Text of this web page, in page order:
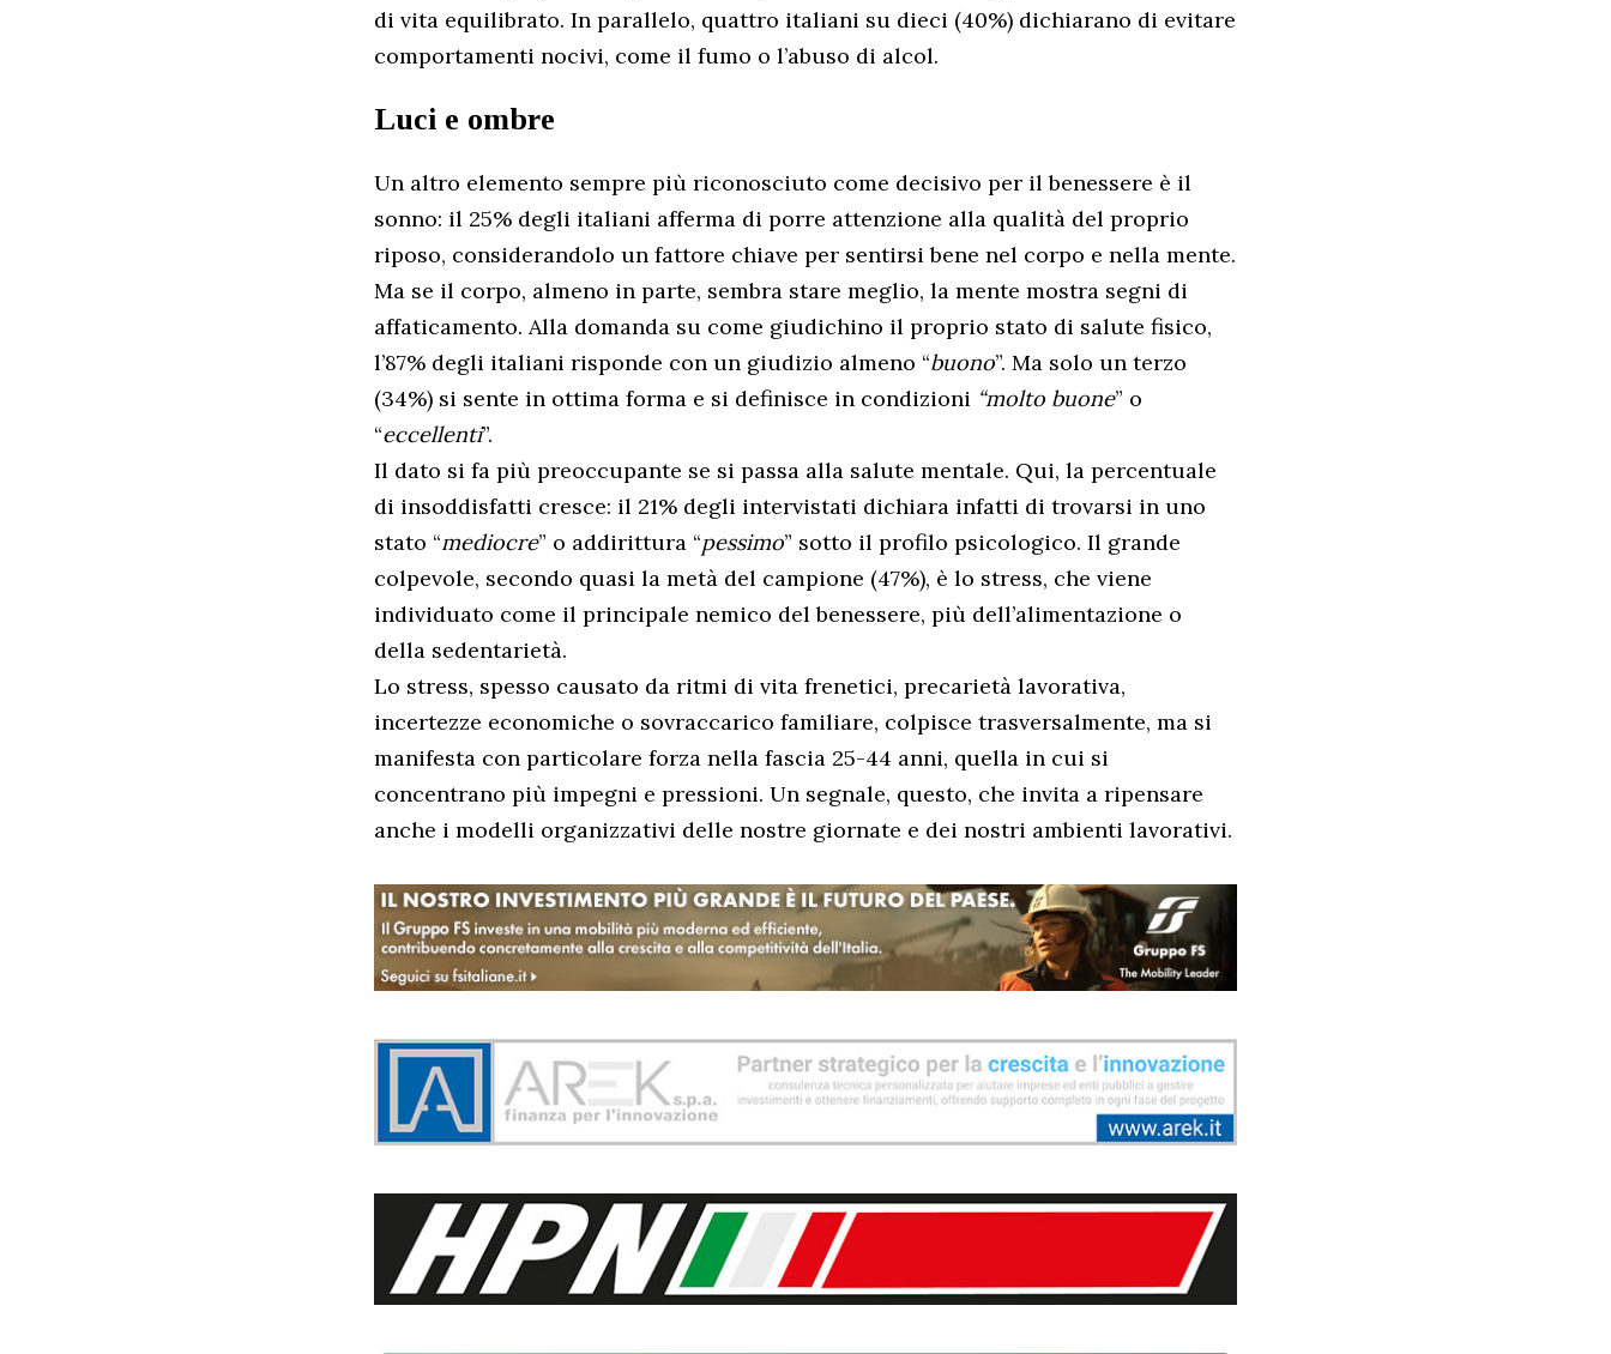
di vita equilibrato. In parallelo, quattro italiani su dieci (40%) dichiarano di evitare
comportamenti nocivi, come il fumo o l’abuso di alcol.
Luci e ombre
Un altro elemento sempre più riconosciuto come decisivo per il benessere è il
sonno: il 25% degli italiani afferma di porre attenzione alla qualità del proprio
riposo, considerandolo un fattore chiave per sentirsi bene nel corpo e nella mente.
Ma se il corpo, almeno in parte, sembra stare meglio, la mente mostra segni di
affaticamento. Alla domanda su come giudichino il proprio stato di salute fisico,
l’87% degli italiani risponde con un giudizio almeno “buono”. Ma solo un terzo
(34%) si sente in ottima forma e si definisce in condizioni “molto buone” o
“eccellenti”.
Il dato si fa più preoccupante se si passa alla salute mentale. Qui, la percentuale
di insoddisfatti cresce: il 21% degli intervistati dichiara infatti di trovarsi in uno
stato “mediocre” o addirittura “pessimo” sotto il profilo psicologico. Il grande
colpevole, secondo quasi la metà del campione (47%), è lo stress, che viene
individuato come il principale nemico del benessere, più dell’alimentazione o
della sedentarietà.
Lo stress, spesso causato da ritmi di vita frenetici, precarietà lavorativa,
incertezze economiche o sovraccarico familiare, colpisce trasversalmente, ma si
manifesta con particolare forza nella fascia 25-44 anni, quella in cui si
concentrano più impegni e pressioni. Un segnale, questo, che invita a ripensare
anche i modelli organizzativi delle nostre giornate e dei nostri ambienti lavorativi.